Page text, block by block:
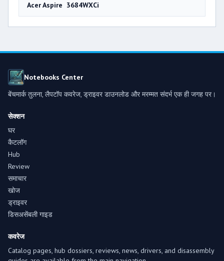
Acer Aspire 3684WXСi
Notebooks Center
बेंचमार्क तुलना, लैपटॉप कवरेज, ड्राइवर डाउनलोड और मरम्मत संदर्भ एक ही जगह पर।
सेक्शन
घर
कैटलॉग
Hub
Review
समाचार
खोज
ड्राइवर
डिसअसेंबली गाइड
कवरेज
Catalog pages, hub dossiers, reviews, news, drivers, and disassembly